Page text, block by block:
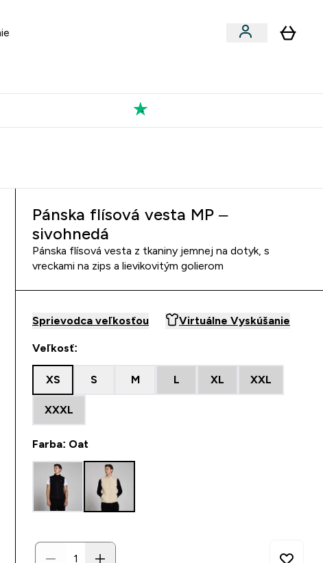
Pánska flísová vesta MP –
sivohnedá
Pánska flísová vesta z tkaniny jemnej na dotyk, s
vreckami na zips a lievikovitým golierom
Sprievodca veľkosťou Virtuálne Vyskúšanie
Veľkosť:
XS S M L XL XXL
XXXL
Farba: Oat